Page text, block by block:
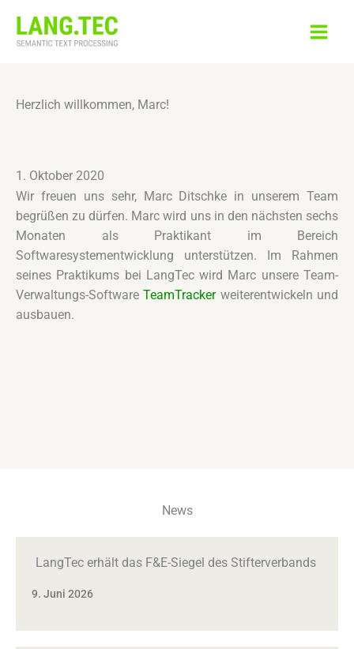
Inhalt
springen
Herzlich willkommen, Marc!
1. Oktober 2020
Wir freuen uns sehr, Marc Ditschke in unserem Team
begrüßen zu dürfen. Marc wird uns in den nächsten sechs
Monaten als Praktikant im Bereich
Softwaresystementwicklung unterstützen. Im Rahmen
seines Praktikums bei LangTec wird Marc unsere Team-
Verwaltungs-SoftwareTeamTrackerweiterentwickeln und
ausbauen.
News
LangTec erhält das F&E-Siegel des Stifterverbands
9. Juni 2026